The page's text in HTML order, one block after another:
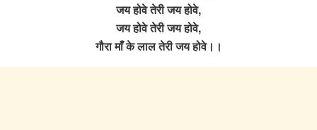
जय होवे तेरी जय होवे,
जय होवे तेरी जय होवे,
गौरा माँ के लाल तेरी जय होवे।।